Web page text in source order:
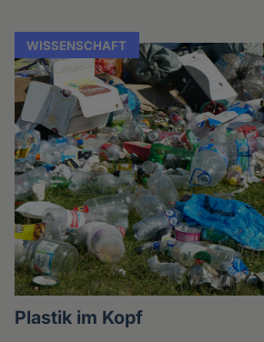
WISSENSCHAFT
Plastik im Kopf